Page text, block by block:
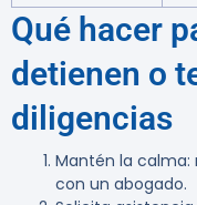
Qué hacer
detienen o
diligencias
Mantén la calma:
con un abogado.